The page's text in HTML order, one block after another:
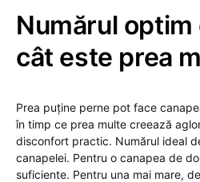
Numărul optim
cât este prea
Prea puține perne pot face
în timp ce prea multe creează
disconfort practic. Numărul ideal
canapelei. Pentru o canapea de
suficiente. Pentru una mai mare,